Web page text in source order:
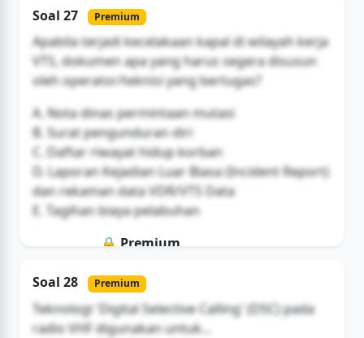
Buka Akses
Soal 27 Premium
Apabila terjadi kecelakaan kapal di wilayah kerja
VTS, dokumen apa yang harus segera disusun
oleh operator/teknisi yang bertugas?
A. Nota dinas permintaan mutasi
B. Surat pengunduran diri
C. Daftar riwayat hidup korban
D. Laporan Kejadian Luar Biasa (Incident Report)
dan rekaman data VDR/VTS Data
E. Tagihan biaya pelabuhan
🔒 Premium
Buka Akses
Soal 28 Premium
Teknologi 'Digital Selective Calling' (DSC) pada
radio VHF digunakan untuk...